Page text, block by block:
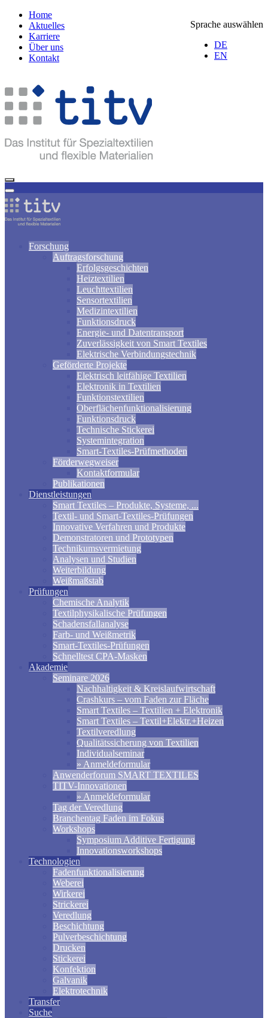
Sprache auswählen
DE
EN
Home
Aktuelles
Karriere
Über uns
Kontakt
Forschung
Auftragsforschung
Erfolgsgeschichten
Heiztextilien
Leuchttextilien
Sensortextilien
Medizintextilien
Funktionsdruck
Energie- und Datentransport
Zuverlässigkeit von Smart Textiles
Elektrische Verbindungstechnik
Geförderte Projekte
Elektrisch leitfähige Textilien
Elektronik in Textilien
Funktionstextilien
Oberflächenfunktionalisierung
Funktionsdruck
Technische Stickerei
Systemintegration
Smart-Textiles-Prüfmethoden
Förderwegweiser
Kontaktformular
Publikationen
Dienstleistungen
Smart Textiles – Produkte, Systeme, ...
Textil- und Smart-Textiles-Prüfungen
Innovative Verfahren und Produkte
Demonstratoren und Prototypen
Technikumsvermietung
Analysen und Studien
Weiterbildung
Weißmaßstab
Prüfungen
Chemische Analytik
Textilphysikalische Prüfungen
Schadensfallanalyse
Farb- und Weißmetrik
Smart-Textiles-Prüfungen
Schnelltest CPA-Masken
Akademie
Seminare 2026
Nachhaltigkeit & Kreislaufwirtschaft
Crashkurs – vom Faden zur Fläche
Smart Textiles – Textilien + Elektronik
Smart Textiles – Textil+Elektr.+Heizen
Textilveredlung
Qualitätssicherung von Textilien
Individualseminar
» Anmeldeformular
Anwenderforum SMART TEXTILES
TITV-Innovationen
» Anmeldeformular
Tag der Veredlung
Branchentag Faden im Fokus
Workshops
Symposium Additive Fertigung
Innovationsworkshops
Technologien
Fadenfunktionalisierung
Weberei
Wirkerei
Strickerei
Veredlung
Beschichtung
Pulverbeschichtung
Drucken
Stickerei
Konfektion
Galvanik
Elektrotechnik
Transfer
Suche